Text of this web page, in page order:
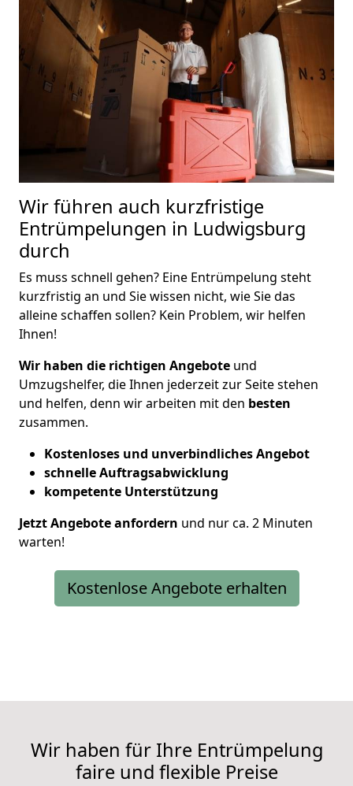
Wir führen auch kurzfristige
Entrümpelungen in Ludwigsburg
durch
Es muss schnell gehen? Eine Entrümpelung steht
kurzfristig an und Sie wissen nicht, wie Sie das
alleine schaffen sollen? Kein Problem, wir helfen
Ihnen!
Wir haben die richtigen Angebote und
Umzugshelfer, die Ihnen jederzeit zur Seite stehen
und helfen, denn wir arbeiten mit den besten
zusammen.
Kostenloses und unverbindliches Angebot
schnelle Auftragsabwicklung
kompetente Unterstützung
Jetzt Angebote anfordern und nur ca. 2 Minuten
warten!
Kostenlose Angebote erhalten
Wir haben für Ihre Entrümpelung
faire und flexible Preise